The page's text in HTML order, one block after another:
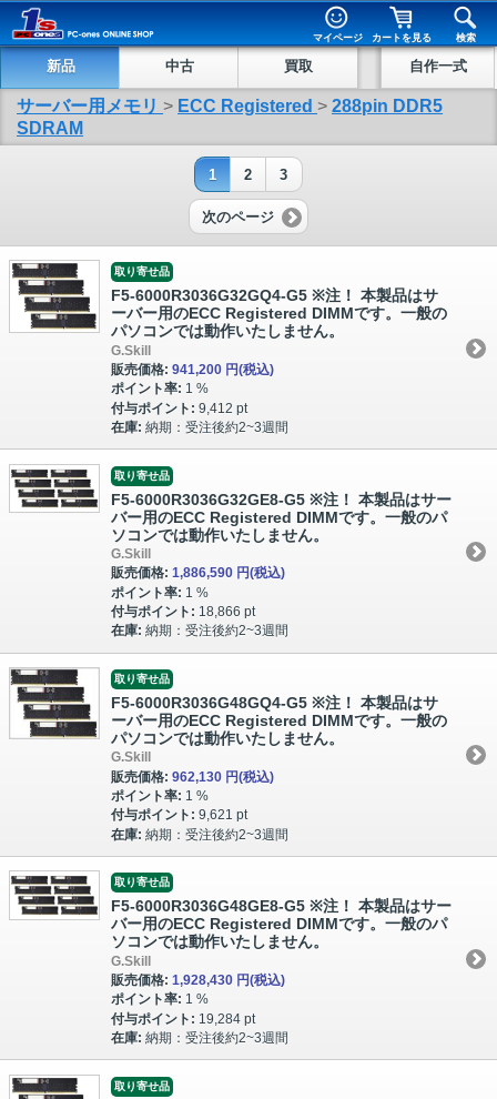
マイページ カートを見る 検索
新品 中古 買取 自作一式
サーバー用メモリ > ECC Registered > 288pin DDR5
SDRAM
1 2 3
次のページ
取り寄せ品
F5-6000R3036G32GQ4-G5 ※注！ 本製品はサ
ーバー用のECC Registered DIMMです。一般の
パソコンでは動作いたしません。
G.Skill
販売価格: 941,200 円(税込)
ポイント率: 1 %
付与ポイント: 9,412 pt
在庫: 納期：受注後約2~3週間
取り寄せ品
F5-6000R3036G32GE8-G5 ※注！ 本製品はサー
バー用のECC Registered DIMMです。一般のパ
ソコンでは動作いたしません。
G.Skill
販売価格: 1,886,590 円(税込)
ポイント率: 1 %
付与ポイント: 18,866 pt
在庫: 納期：受注後約2~3週間
取り寄せ品
F5-6000R3036G48GQ4-G5 ※注！ 本製品はサ
ーバー用のECC Registered DIMMです。一般の
パソコンでは動作いたしません。
G.Skill
販売価格: 962,130 円(税込)
ポイント率: 1 %
付与ポイント: 9,621 pt
在庫: 納期：受注後約2~3週間
取り寄せ品
F5-6000R3036G48GE8-G5 ※注！ 本製品はサー
バー用のECC Registered DIMMです。一般のパ
ソコンでは動作いたしません。
G.Skill
販売価格: 1,928,430 円(税込)
ポイント率: 1 %
付与ポイント: 19,284 pt
在庫: 納期：受注後約2~3週間
取り寄せ品